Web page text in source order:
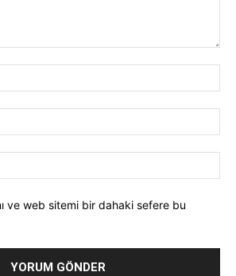
ve web sitemi bir dahaki sefere bu